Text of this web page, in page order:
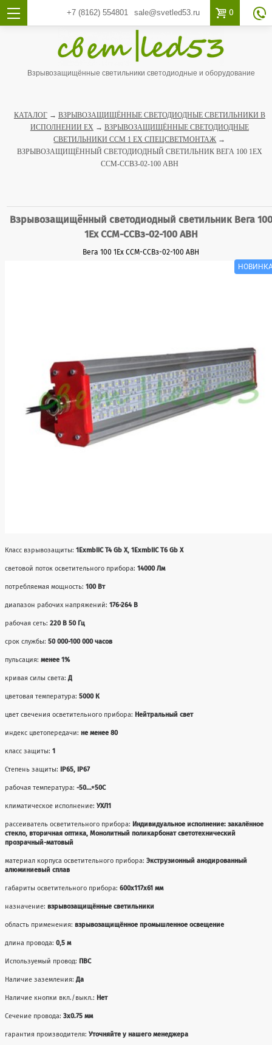
+7 (8162)554801 sale@svetled53.ru  0 
Взрывозащищённые светильники светодиодные и оборудование
КАТАЛОГ→ ВЗРЫВОЗАЩИЩЁННЫЕ СВЕТОДИОДНЫЕ СВЕТИЛЬНИКИ В
ИСПОЛНЕНИИ EX→ ВЗРЫВОЗАЩИЩЁННЫЕ СВЕТОДИОДНЫЕ
СВЕТИЛЬНИКИ ССМ 1 EX СПЕЦСВЕТМОНТАЖ →
ВЗРЫВОЗАЩИЩЁННЫЙ СВЕТОДИОДНЫЙ СВЕТИЛЬНИК ВЕГА 100 1EX
ССМ-ССВЗ-02-100 АВН
Взрывозащищённый светодиодный светильник Вега 100
1Ex ССМ-ССВз-02-100 АВН
Вега 100 1Ex ССМ-ССВз-02-100 АВН
Класс взрывозащиты:1ExmbIIC T4 Gb X, 1ExmbIIC T6 Gb X
световой поток осветительного прибора:14000 Лм
потребляемая мощность:100 Вт
диапазон рабочих напряжений:176-264 В
рабочая сеть:220 В 50 Гц
срок службы:50 000-100 000 часов
пульсация:менее 1%
кривая силы света:Д
цветовая температура:5000 К
цвет свечения осветительного прибора: Нейтральный свет
индекс цветопередачи:не менее 80
класс защиты:1
Степень защиты: IP65, IP67
рабочая температура:-50...+50С
климатическое исполнение:УХЛ1
рассеиватель осветительного прибора: Индивидуальное исполнение: закалённое
стекло, вторичная оптика, Монолитный поликарбонат светотехнический
прозрачный-матовый
материал корпуса осветительного прибора:Экструзионный анодированный
алюминиевый сплав
габариты осветительного прибора:600x117x61 мм
назначение:взрывозащищённые светильники
область применения:взрывозащищённое промышленное освещение
длина провода:0,5 м
Используемый провод: ПВС
Наличие заземления:Да
Наличие кнопки вкл./выкл.: Нет
Сечение провода:3х0.75 мм
гарантия производителя:Уточняйте у нашего менеджера